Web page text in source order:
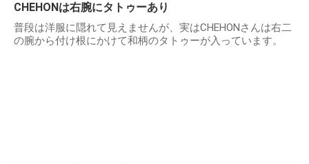
CHEHONは右腕にタトゥーあり
普段は洋服に隠れて見えませんが、実はCHEHONさんは右二
の腕から付け根にかけて和柄のタトゥーが入っています。